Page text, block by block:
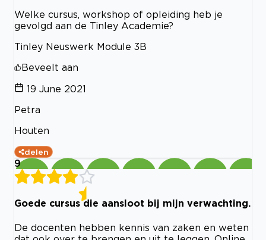
Welke cursus, workshop of opleiding heb je
gevolgd aan de Tinley Academie?
Tinley Neuswerk Module 3B
Beveelt aan
19 June 2021
Petra
Houten
delen
9
Goede cursus die aansloot bij mijn verwachting.
De docenten hebben kennis van zaken en weten